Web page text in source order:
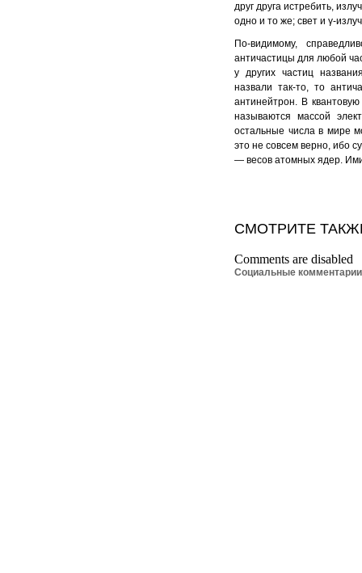
друг друга истребить,
одно и то же; свет и γ-
По-видимому,
античастицы для любой
у других частиц
назвали так-то, то
антинейтрон. В
называются массой
остальные числа в мире
это не совсем верно, ибо
— весов атомных ядер.
СМОТРИТЕ
Comments are disabled
Социальные